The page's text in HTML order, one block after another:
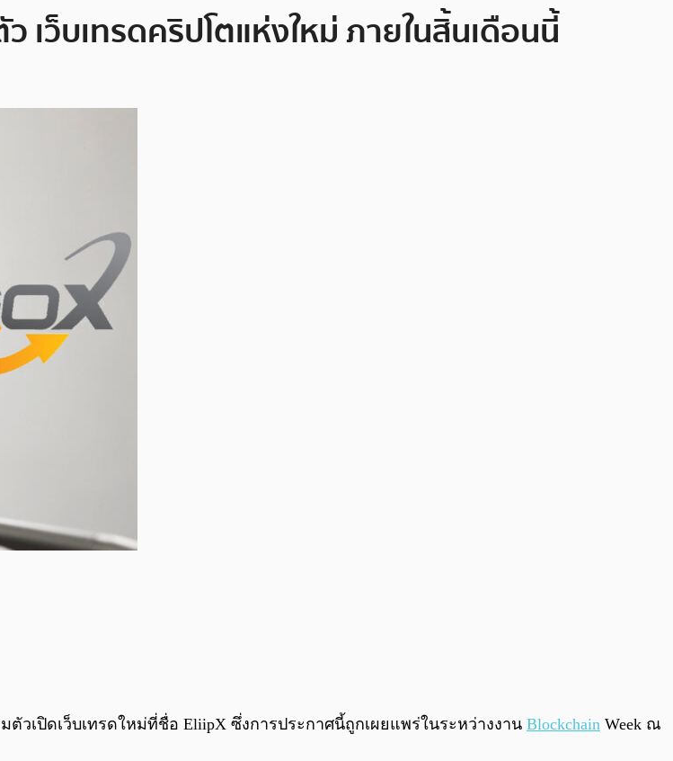
เว็บเทรดคริปโตแห่งใหม่ ภายในสิ้นเดือนนี้
0:00 / 0:00
มตัวเปิดเว็บเทรดใหม่ที่ชื่อ EliipX ซึ่งการประกาศนี้ถูกเผยแพร่ในระหว่างงาน Blockchain Week ณ